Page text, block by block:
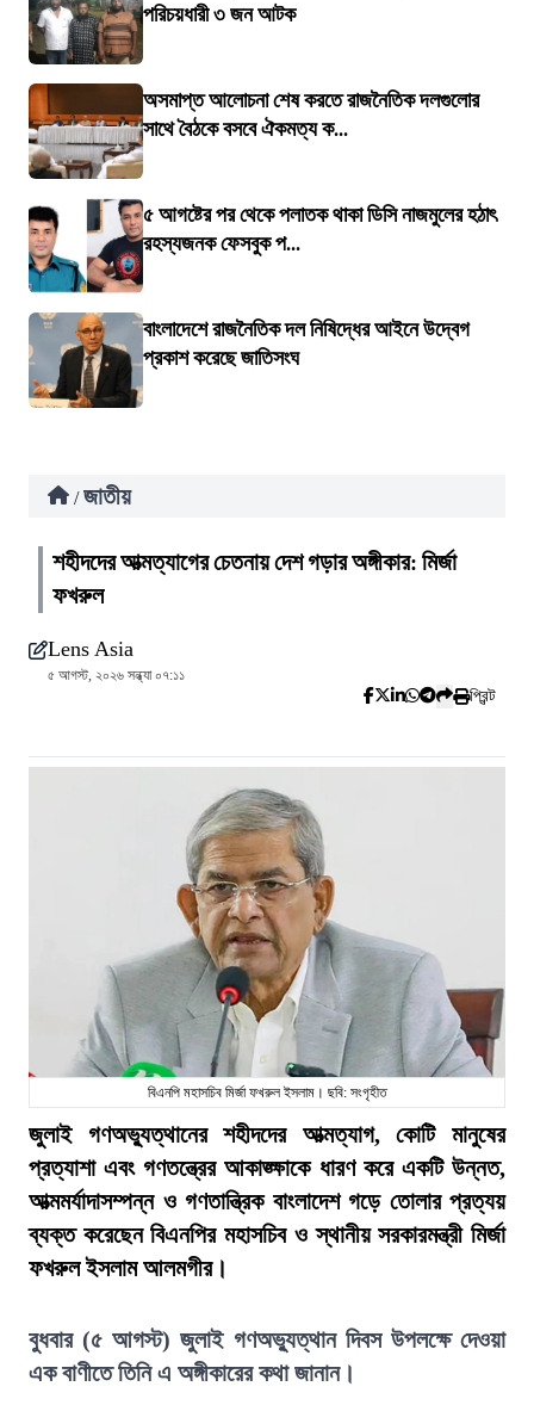
পরিচয়ধারী ৩ জন আটক
অসমাপ্ত আলোচনা শেষ করতে রাজনৈতিক দলগুলোর
সাথে বৈঠকে বসবে ঐকমত্য ক...
৫ আগষ্টের পর থেকে পলাতক থাকা ডিসি নাজমুলের হঠাৎ
রহস্যজনক ফেসবুক প...
বাংলাদেশে রাজনৈতিক দল নিষিদ্ধের আইনে উদ্বেগ
প্রকাশ করেছে জাতিসংঘ
/ জাতীয়
শহীদদের আত্মত্যাগের চেতনায় দেশ গড়ার অঙ্গীকার: মির্জা
ফখরুল
Lens Asia
৫ আগস্ট, ২০২৬ সন্ধ্যা ০৭:১১
প্রিন্ট
বিএনপি মহাসচিব মির্জা ফখরুল ইসলাম। ছবি: সংগৃহীত
জুলাই গণঅভ্যুত্থানের শহীদদের আত্মত্যাগ, কোটি মানুষের
প্রত্যাশা এবং গণতন্ত্রের আকাঙ্ক্ষাকে ধারণ করে একটি উন্নত,
আত্মমর্যাদাসম্পন্ন ও গণতান্ত্রিক বাংলাদেশ গড়ে তোলার প্রত্যয়
ব্যক্ত করেছেন বিএনপির মহাসচিব ও স্থানীয় সরকারমন্ত্রী মির্জা
ফখরুল ইসলাম আলমগীর।
বুধবার (৫ আগস্ট) জুলাই গণঅভ্যুত্থান দিবস উপলক্ষে দেওয়া
এক বাণীতে তিনি এ অঙ্গীকারের কথা জানান।